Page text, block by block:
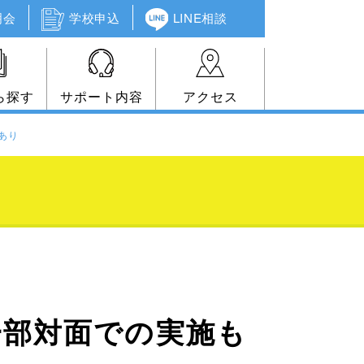
学校申込 LINE相談
探す サポート内容 アクセス
り
対面での実施も